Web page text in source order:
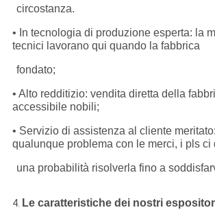
circostanza.
• In tecnologia di produzione esperta: la
tecnici lavorano qui quando la fabbrica
fondato;
• Alto redditizio: vendita diretta della
accessibile nobili;
• Servizio di assistenza al cliente
qualunque problema con le merci, i pls ci
una probabilità risolverla fino a
4. Le caratteristiche dei nostri